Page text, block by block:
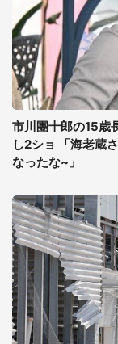
市川團十郎の15歳
し2ショ 「海老蔵
なったな~」